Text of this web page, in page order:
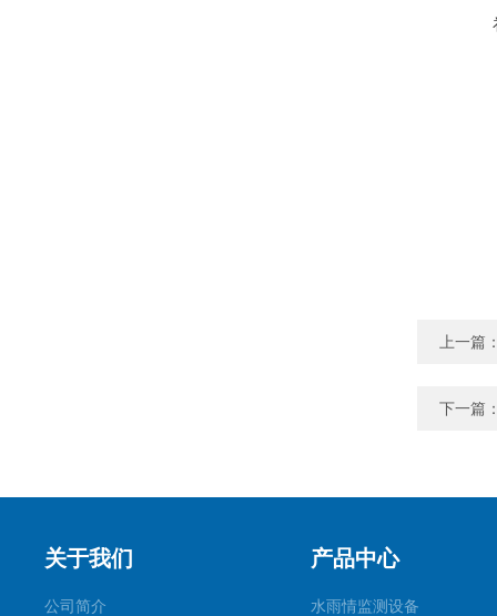
上一篇
下一篇
关于我们
公司简介
产品中心
水雨情监测设备